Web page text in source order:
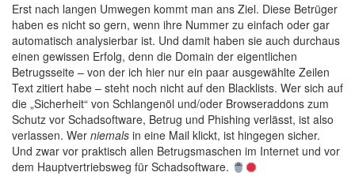
Erst nach langen Umwegen kommt man ans Ziel. Diese Betrüger
haben es nicht so gern, wenn ihre Nummer zu einfach oder gar
automatisch analysierbar ist. Und damit haben sie auch durchaus
einen gewissen Erfolg, denn die Domain der eigentlichen
Betrugsseite – von der ich hier nur ein paar ausgewählte Zeilen
Text zitiert habe – steht noch nicht auf den Blacklists. Wer sich auf
die „Sicherheit“ von Schlangenöl und/oder Browseraddons zum
Schutz vor Schadsoftware, Betrug und Phishing verlässt, ist also
verlassen. Wer niemals in eine Mail klickt, ist hingegen sicher.
Und zwar vor praktisch allen Betrugsmaschen im Internet und vor
dem Hauptvertriebsweg für Schadsoftware.